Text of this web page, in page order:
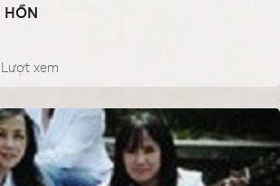
HỒN
Lượt xem